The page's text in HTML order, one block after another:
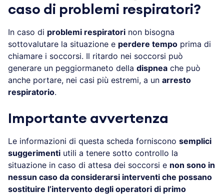
caso di problemi respiratori?
In caso di problemi respiratori non bisogna
sottovalutare la situazione e perdere tempo prima di
chiamare i soccorsi. Il ritardo nei soccorsi può
generare un peggiormaneto della dispnea che può
anche portare, nei casi più estremi, a un arresto
respiratorio.
Importante avvertenza
Le informazioni di questa scheda forniscono semplici
suggerimenti utili a tenere sotto controllo la
situazione in caso di attesa dei soccorsi e non sono in
nessun caso da considerarsi interventi che possano
sostituire l’intervento degli operatori di primo